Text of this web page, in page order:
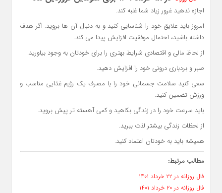
اجازه ندهید غرور زیاد شما غلبه کند.
امروز باید علایق خود را شناسایی کنید و به دنبال آن ها بروید. اگر هدف
داشته باشید، احتمال موفقیت افزایش پیدا می کند.
از لحاظ مالی و اقتصادی شرایط بهتری را برای خودتان به وجود بیاورید.
صبر و بردباری درونی خود را افزایش دهید.
سعی کنید سلامت جسمانی خود را با مصرف یک رژیم غذایی مناسب و
ورزش تضمین کنید.
باید سرعت خود را در زندگی بکاهید و کمی آهسته تر پیش بروید.
از لحظات زندگی بیشتر لذت ببرید.
همیشه باید به خودتان اعتماد کنید.
مطالب مرتبط:
فال روزانه در ۲۲ خرداد ۱۴۰۱
فال روزانه در ۲۰ خرداد ۱۴۰۱